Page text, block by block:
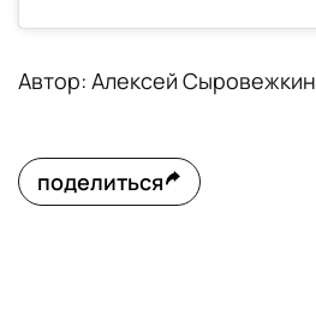
Автор: Алексей Сыровежкин
поделиться